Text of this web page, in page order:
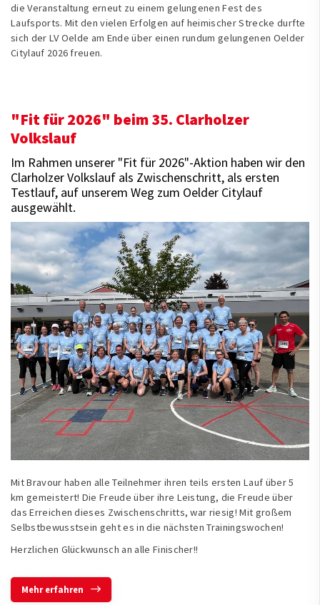
die Veranstaltung erneut zu einem gelungenen Fest des
Laufsports. Mit den vielen Erfolgen auf heimischer Strecke durfte
sich der LV Oelde am Ende über einen rundum gelungenen Oelder
Citylauf 2026 freuen.
"Fit für 2026" beim 35. Clarholzer
Volkslauf
Im Rahmen unserer "Fit für 2026"-Aktion haben wir den
Clarholzer Volkslauf als Zwischenschritt, als ersten
Testlauf, auf unserem Weg zum Oelder Citylauf
ausgewählt.
Mit Bravour haben alle Teilnehmer ihren teils ersten Lauf über 5
km gemeistert! Die Freude über ihre Leistung, die Freude über
das Erreichen dieses Zwischenschritts, war riesig! Mit großem
Selbstbewusstsein geht es in die nächsten Trainingswochen!
Herzlichen Glückwunsch an alle Finischer!!
Mehr erfahren